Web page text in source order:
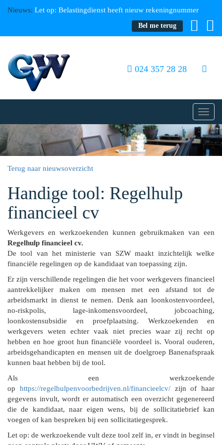
Nieuws: Let op: Belastingdienst heeft nieuw rekeningnummer
Bel me terug
024 357 28 28
Terug naar nieuwsoverzicht
Handige tool: Regelhulp
financieel cv
Werkgevers en werkzoekenden kunnen gebruikmaken van een
Regelhulp financieel cv.
De tool van het ministerie van SZW maakt inzichtelijk welke
financiële regelingen op de kandidaat van toepassing zijn.
Er zijn verschillende regelingen die het voor werkgevers financieel
aantrekkelijker maken om mensen met een afstand tot de
arbeidsmarkt in dienst te nemen. Denk aan loonkostenvoordeel,
no-riskpolis, lage-inkomensvoordeel, jobcoaching,
loonkostensubsidie en proefplaatsing. Werkzoekenden en
werkgevers weten echter vaak niet precies waar zij recht op
hebben en hoe groot hun financiële voordeel is. Vooral ouderen,
arbeidsgehandicapten en mensen uit de doelgroep Banenafspraak
kunnen baat hebben bij de tool.
Als een werkzoekende
op https://regelhulpenvoorbedrijven.nl/financieelcv/zijn of haar
gegevens invult, wordt er automatisch een overzicht gegenereerd
die de kandidaat, naar eigen wens, bij de sollicitatiebrief kan
voegen of kan bespreken bij een sollicitatiegesprek.
Let op: de werkzoekende vult deze tool zelf in, er vindt in beginsel